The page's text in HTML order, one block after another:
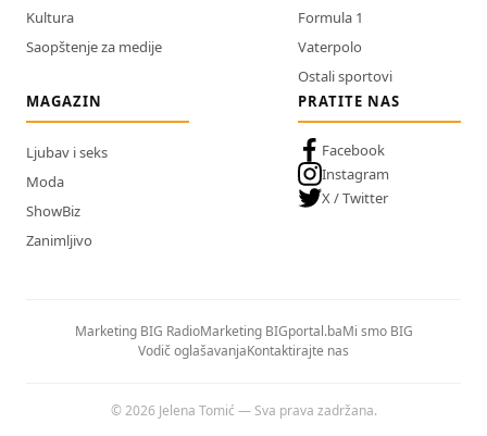
Kultura
Saopštenje za medije
Formula 1
Vaterpolo
Ostali sportovi
MAGAZIN
Ljubav i seks
Moda
ShowBiz
Zanimljivo
PRATITE NAS
Facebook
Instagram
X / Twitter
Marketing BIG RadioMarketing BIGportal.baMi smo BIG
Vodič oglašavanjaKontaktirajte nas
© 2026 Jelena Tomić — Sva prava zadržana.